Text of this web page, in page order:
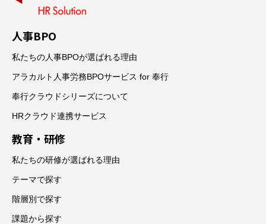
人事BPO
私たちの人事BPOが選ばれる理由
アラカルト人事労務BPOサービス for 奉行
奉行クラウドシリーズについて
HRクラウド連携サービス
教育・研修
私たちの研修が選ばれる理由
テーマで探す
階層別で探す
課題から探す